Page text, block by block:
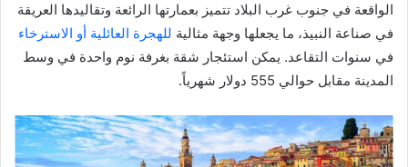
الواقعة في جنوب غرب البلاد تتميز بعمارتها الرائعة وتقاليدها العريقة
في صناعة النبيذ، ما يجعلها وجهة مثالية للهجرة العائلية أو الاسترخاء
في سنوات التقاعد. يمكن استئجار شقة بغرفة نوم واحدة في وسط
المدينة مقابل حوالي 555 دولار شهرياً.